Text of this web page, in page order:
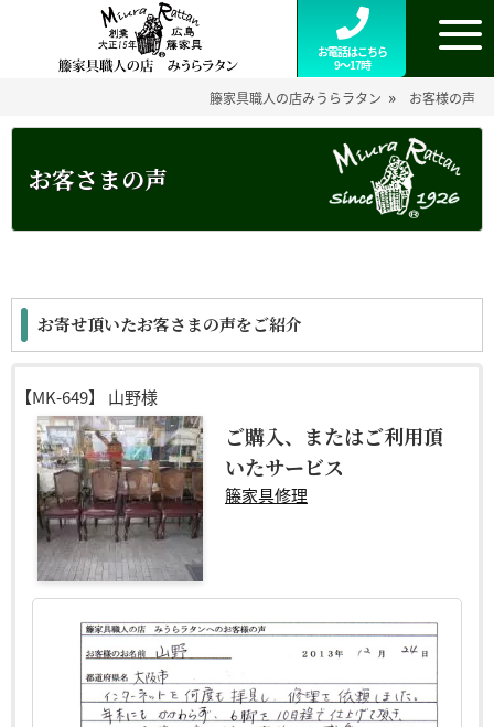
お電話はこちら
9～17時
籐家具職人の店みうらラタン » お客様の声
お客さまの声
お寄せ頂いたお客さまの声をご紹介
【MK-649】 山野様
ご購入、またはご利用頂
いたサービス
籐家具修理